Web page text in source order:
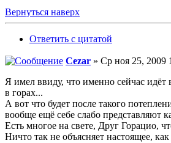
Вернуться наверх
Ответить с цитатой
Cezar » Ср ноя 25, 2009
Я имел ввиду, что именно сейчас
в горах...
А вот что будет после такого
вообще ещё себе слабо представляют
Есть многое на свете, Друг Горацио,
Ничто так не объясняет настоящее,